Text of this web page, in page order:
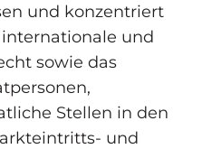
und konzentriert
und
sowie das
Stellen in den
und